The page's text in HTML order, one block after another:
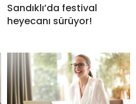
Sandıklı’da festival
heyecanı sürüyor!